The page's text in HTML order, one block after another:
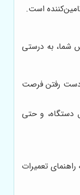
است.
شما، به درستی
دست رفتن فرصت
دستگاه، و حتی
تعمیرات